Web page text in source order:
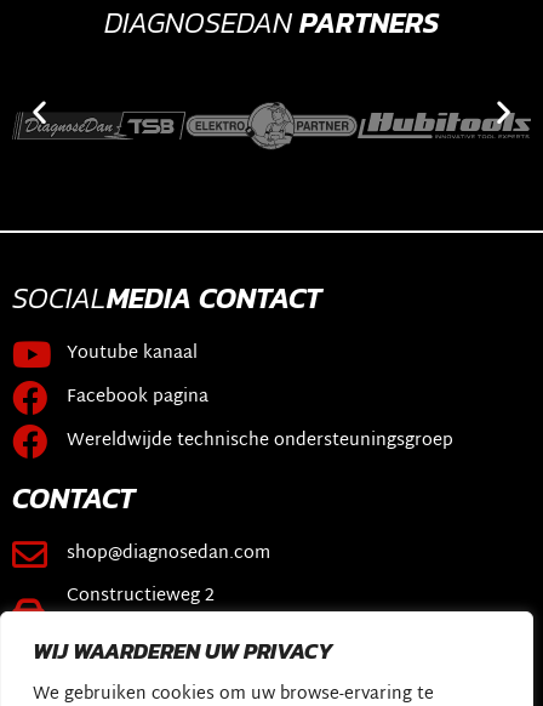
WIJ WAARDEREN UW PRIVACY
We gebruiken cookies om uw browse-ervaring te
DIAGNOSEDANPARTNERS
SOCIALMEDIA CONTACT
Youtube kanaal
Facebook pagina
Wereldwijde technische ondersteuningsgroep
CONTACT
shop@diagnosedan.com
Constructieweg 2
KOPPELINGEN